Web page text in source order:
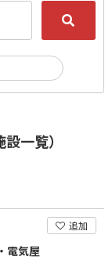
一覧）
追加
電気屋